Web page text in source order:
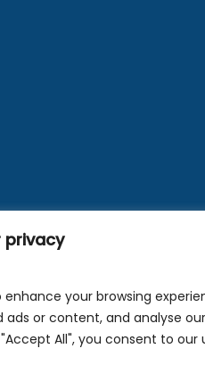
privacy
enhance your browsing
ads or content, and analyse our
All", you consent to our